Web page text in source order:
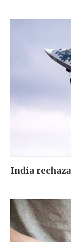
India rechaza